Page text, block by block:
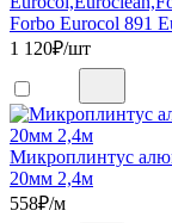
Forbo Eurocol 891
1 120₽/шт
Микроплинтус
20мм 2,4м
558₽/м